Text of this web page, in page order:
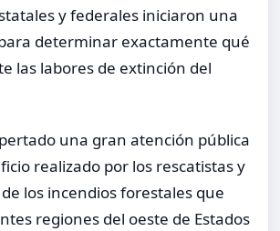
y federales iniciaron una
determinar exactamente qué
las labores de extinción del
una gran atención pública
realizado por los rescatistas y
los incendios forestales que
regiones del oeste de Estados